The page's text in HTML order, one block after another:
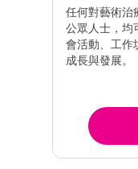
任何對藝術治
公眾人士，均
會活動、工作
成長與發展。